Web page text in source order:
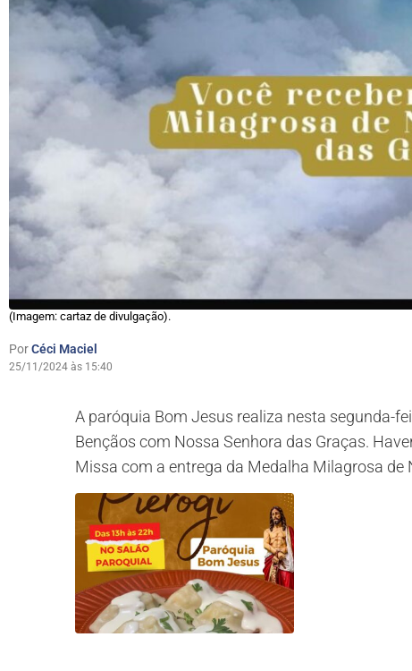
(Imagem: cartaz de divulgação).
PorCéci Maciel
25/11/2024 às 15:40
A paróquia Bom Jesus realiza nesta segunda-
Bençãos com Nossa Senhora das Graças.
Missa com a entrega da Medalha Milagrosa de